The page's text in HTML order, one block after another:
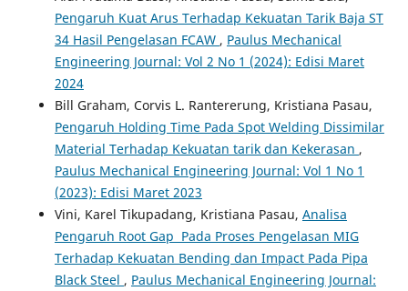
Pengaruh Kuat Arus Terhadap Kekuatan Tarik Baja ST
34 Hasil Pengelasan FCAW , Paulus Mechanical
Engineering Journal: Vol 2 No 1 (2024): Edisi Maret
2024
Bill Graham, Corvis L. Rantererung, Kristiana Pasau,
Pengaruh Holding Time Pada Spot Welding Dissimilar
Material Terhadap Kekuatan tarik dan Kekerasan ,
Paulus Mechanical Engineering Journal: Vol 1 No 1
(2023): Edisi Maret 2023
Vini, Karel Tikupadang, Kristiana Pasau, Analisa
Pengaruh Root Gap Pada Proses Pengelasan MIG
Terhadap Kekuatan Bending dan Impact Pada Pipa
Black Steel , Paulus Mechanical Engineering Journal: